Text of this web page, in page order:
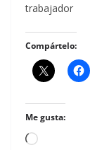
trabajador
Compártelo:
Me gusta:
Cargando...